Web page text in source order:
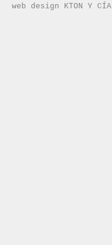
web design KTON Y CÍA